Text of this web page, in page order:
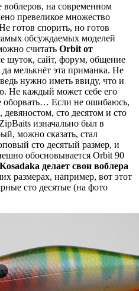
на современном
превеликое множество
готов спорить, но готов
обсуждаемых моделей
считать Orbit от
шуток, сайт, форум, общение
да мелькнёт эта приманка. Не
нужно иметь ввиду, что и
Не каждый может себе его
оборвать… Если не ошибаюсь,
сто десятом и сто
изначально был в
можно сказать, стал
сто десятый размер, и
обосновывается Orbit 90
Kosadaka делает свои воблера
размерах, например, вот этот
сто десятые (на фото